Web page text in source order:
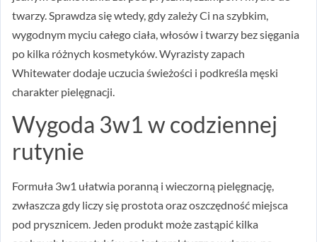
twarzy. Sprawdza się wtedy, gdy zależy Ci na szybkim,
wygodnym myciu całego ciała, włosów i twarzy bez sięgania
po kilka różnych kosmetyków. Wyrazisty zapach
Whitewater dodaje uczucia świeżości i podkreśla męski
charakter pielęgnacji.
Wygoda 3w1 w codziennej
rutynie
Formuła 3w1 ułatwia poranną i wieczorną pielęgnację,
zwłaszcza gdy liczy się prostota oraz oszczędność miejsca
pod prysznicem. Jeden produkt może zastąpić kilka